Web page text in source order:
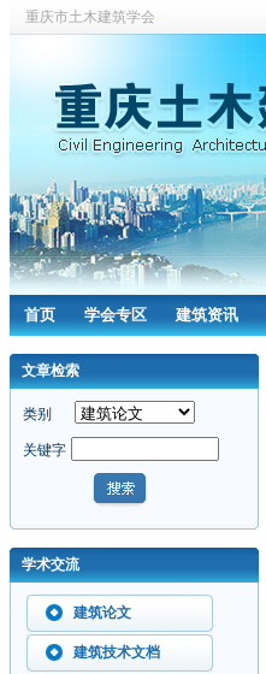
重庆市土木建筑学会
首页 学会专区 建筑资讯
文章检索
类别
关键字
学术交流
建筑论文
建筑技术文档